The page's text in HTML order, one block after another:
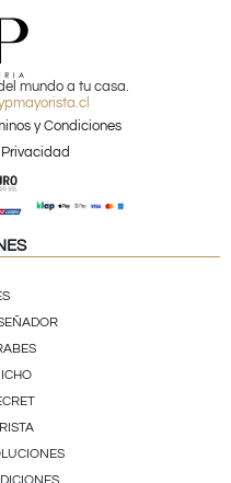
mundo a tu casa.
y Condiciones